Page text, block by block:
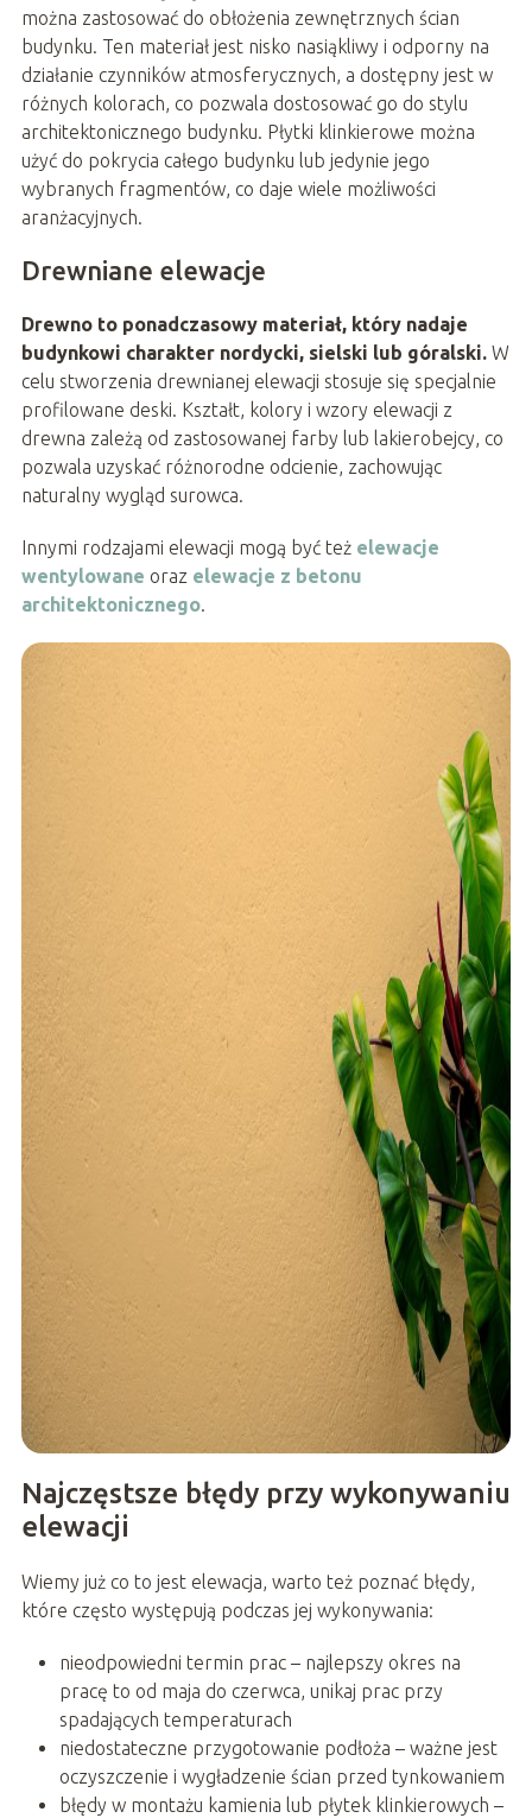
można zastosować do obłożenia zewnętrznych ścian
budynku. Ten materiał jest nisko nasiąkliwy i odporny na
działanie czynników atmosferycznych, a dostępny jest w
różnych kolorach, co pozwala dostosować go do stylu
architektonicznego budynku. Płytki klinkierowe można
użyć do pokrycia całego budynku lub jedynie jego
wybranych fragmentów, co daje wiele możliwości
aranżacyjnych.
Drewniane elewacje
Drewno to ponadczasowy materiał, który nadaje
budynkowi charakter nordycki, sielski lub góralski.W
celu stworzenia drewnianej elewacji stosuje się specjalnie
profilowane deski. Kształt, kolory i wzory elewacji z
drewna zależą od zastosowanej farby lub lakierobejcy, co
pozwala uzyskać różnorodne odcienie, zachowując
naturalny wygląd surowca.
Innymi rodzajami elewacji mogą być też elewacje
wentylowane oraz elewacje z betonu
architektonicznego.
Najczęstsze błędy przy wykonywaniu
elewacji
Wiemy już co to jest elewacja, warto też poznać błędy,
które często występują podczas jej wykonywania:
nieodpowiedni termin prac – najlepszy okres na
pracę to od maja do czerwca, unikaj prac przy
spadających temperaturach
niedostateczne przygotowanie podłoża – ważne jest
oczyszczenie i wygładzenie ścian przed tynkowaniem
błędy w montażu kamienia lub płytek klinkierowych –